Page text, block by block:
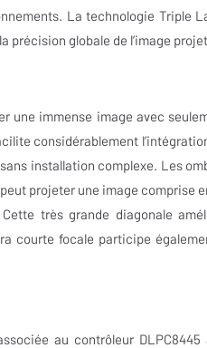
La technologie Triple
précision globale de l’image
une immense image avec
considérablement
installation complexe. Les
projeter une image comprise
très grande diagonale
courte focale participe
au contrôleur DLPC8445